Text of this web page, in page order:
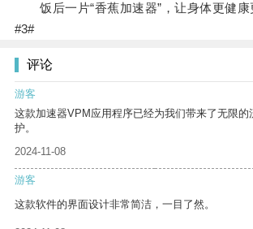
饭后一片“香蕉加速器”，让身体更健康
#3#
评论
游客
这款加速器VPM应用程序已经为我们带来了无限的
护。
2024-11-08
游客
这款软件的界面设计非常简洁，一目了然。